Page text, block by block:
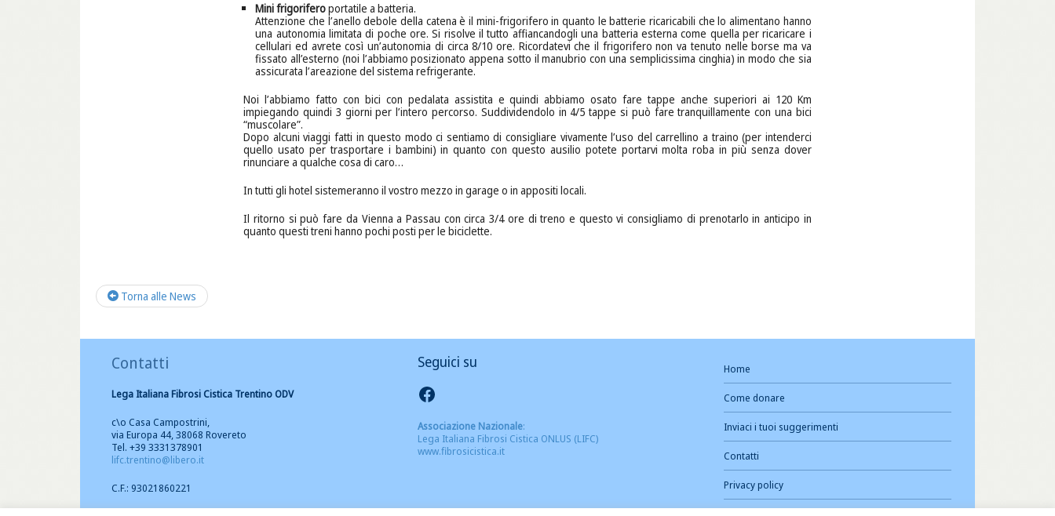
Mini frigoriferoportatile a batteria.
Attenzione che l’anello debole della catena è il mini-frigorifero in quanto le batterie ricaricabili che lo alimentano hanno
una autonomia limitata di poche ore. Si risolve il tutto affiancandogli una batteria esterna come quella per ricaricare i
cellulari ed avrete così un’autonomia di circa 8/10 ore. Ricordatevi che il frigorifero non va tenuto nelle borse ma va
fissato all’esterno (noi l’abbiamo posizionato appena sotto il manubrio con una semplicissima cinghia) in modo che sia
assicurata l’areazione del sistema refrigerante.
Noi l’abbiamo fatto con bici con pedalata assistita e quindi abbiamo osato fare tappe anche superiori ai 120 Km
impiegando quindi 3 giorni per l’intero percorso. Suddividendolo in 4/5 tappe si può fare tranquillamente con una bici
“muscolare”.
Dopo alcuni viaggi fatti in questo modo ci sentiamo di consigliare vivamente l’uso del carrellino a traino (per intenderci
quello usato per trasportare i bambini) in quanto con questo ausilio potete portarvi molta roba in più senza dover
rinunciare a qualche cosa di caro…
In tutti gli hotel sistemeranno il vostro mezzo in garage o in appositi locali.
Il ritorno si può fare da Vienna a Passau con circa 3/4 ore di treno e questo vi consigliamo di prenotarlo in anticipo in
quanto questi treni hanno pochi posti per le biciclette.
Torna alle News
Contatti
Lega Italiana Fibrosi Cistica Trentino ODV
c\o Casa Campostrini,
via Europa 44, 38068 Rovereto
Tel. +39 3331378901
lifc.trentino@libero.it
C.F.: 93021860221
Seguici su
Seguici su Facebook
Associazione Nazionale:
Lega Italiana Fibrosi Cistica ONLUS (LIFC)
www.fibrosicistica.it
Home
Come donare
Inviaci i tuoi suggerimenti
Contatti
Privacy policy